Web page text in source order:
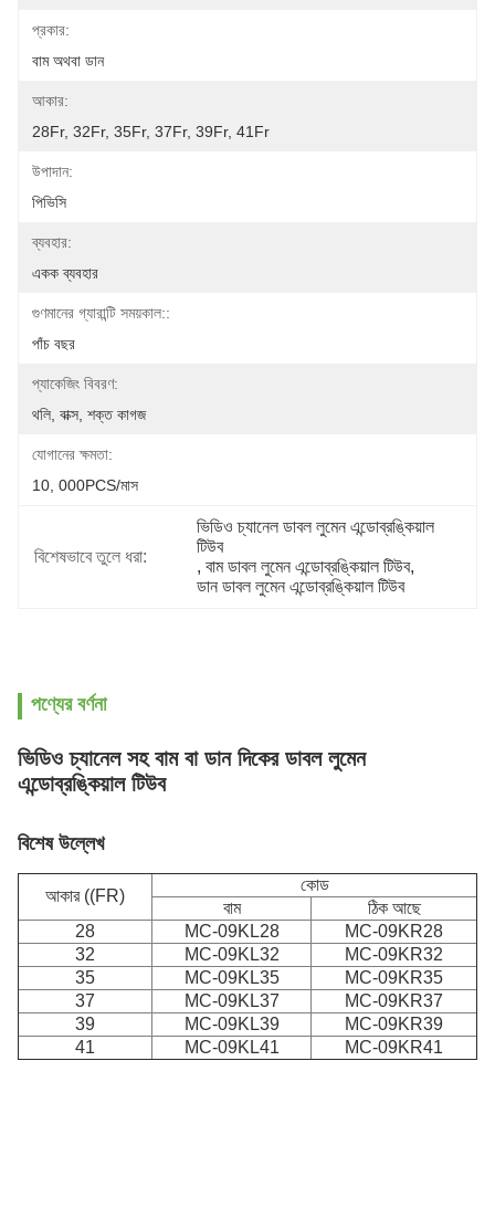
প্রকার:
বাম অথবা ডান
আকার:
28Fr, 32Fr, 35Fr, 37Fr, 39Fr, 41Fr
উপাদান:
পিভিসি
ব্যবহার:
একক ব্যবহার
গুণমানের গ্যারান্টি সময়কাল::
পাঁচ বছর
প্যাকেজিং বিবরণ:
থলি, বাক্স, শক্ত কাগজ
যোগানের ক্ষমতা:
10, 000PCS/মাস
বিশেষভাবে তুলে ধরা:
ভিডিও চ্যানেল ডাবল লুমেন এন্ডোব্রঙ্কিয়াল
টিউব
, বাম ডাবল লুমেন এন্ডোব্রঙ্কিয়াল টিউব,
ডান ডাবল লুমেন এন্ডোব্রঙ্কিয়াল টিউব
পণ্যের বর্ণনা
ভিডিও চ্যানেল সহ বাম বা ডান দিকের ডাবল লুমেন
এন্ডোব্রঙ্কিয়াল টিউব
বিশেষ উল্লেখ
আকার ((FR)
কোড
বাম
ঠিক আছে
28
MC-09KL28
MC-09KR28
32
MC-09KL32
MC-09KR32
35
MC-09KL35
MC-09KR35
37
MC-09KL37
MC-09KR37
39
MC-09KL39
MC-09KR39
41
MC-09KL41 MC-09KR41